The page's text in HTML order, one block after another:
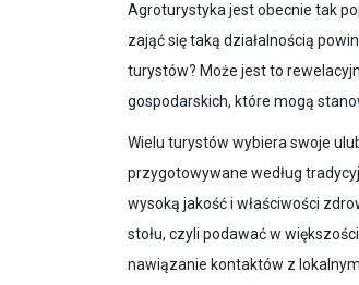
Agroturystyka jest obecnie tak
zająć się taką działalnością
turystów? Może jest to
gospodarskich, które mogą
Wielu turystów wybiera swoje
przygotowywane według
wysoką jakość i właściwości
stołu, czyli podawać w
nawiązanie kontaktów z